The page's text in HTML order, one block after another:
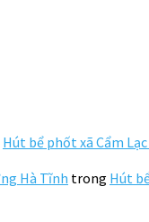
Hút bể phốt xã Cẩm
Hà Tĩnh trong Hút